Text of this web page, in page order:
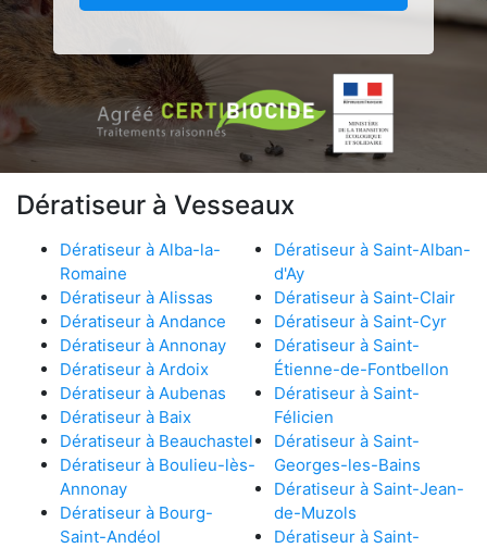
Dératiseur à Vesseaux
Dératiseur à Alba-la-
Romaine
Dératiseur à Alissas
Dératiseur à Andance
Dératiseur à Annonay
Dératiseur à Ardoix
Dératiseur à Aubenas
Dératiseur à Baix
Dératiseur à Beauchastel
Dératiseur à Boulieu-lès-
Annonay
Dératiseur à Bourg-
Saint-Andéol
Dératiseur à Saint-Alban-
d'Ay
Dératiseur à Saint-Clair
Dératiseur à Saint-Cyr
Dératiseur à Saint-
Étienne-de-Fontbellon
Dératiseur à Saint-
Félicien
Dératiseur à Saint-
Georges-les-Bains
Dératiseur à Saint-Jean-
de-Muzols
Dératiseur à Saint-